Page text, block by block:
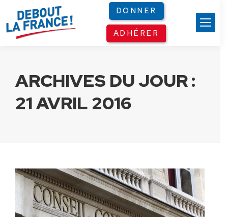
DONNER
ADHÉRER
ARCHIVES DU JOUR :
21 AVRIL 2016
Panneau de gestion des cookies